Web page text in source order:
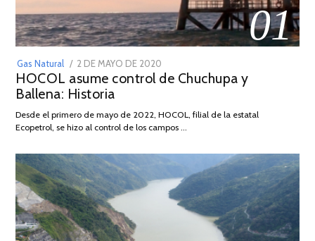
01
Gas Natural
POSTED
ON
2 DE MAYO DE 2020
DE
2026
HOCOL asume control de Chuchupa y
Ballena: Historia
Desde el primero de mayo de 2022, HOCOL, filial de la estatal
Ecopetrol, se hizo al control de los campos …